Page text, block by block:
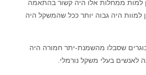
למות ממחלות אלו היה קשור בהתאמה
למוות היה גבוה יותר ככל שהמשקל היה
שסבלו מהשמנת-יתר חמורה היה